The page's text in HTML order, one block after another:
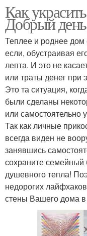
Как
Добрый
Теплее и роднее дом
если, обустраивая
лепта. И это не
или траты денег при
Это та ситуация,
были сделаны
или самостоятельно
Так как личные
всегда виден не
занявшись
сохраните
душевного тепла!
недорогих
стены Вашего дома в